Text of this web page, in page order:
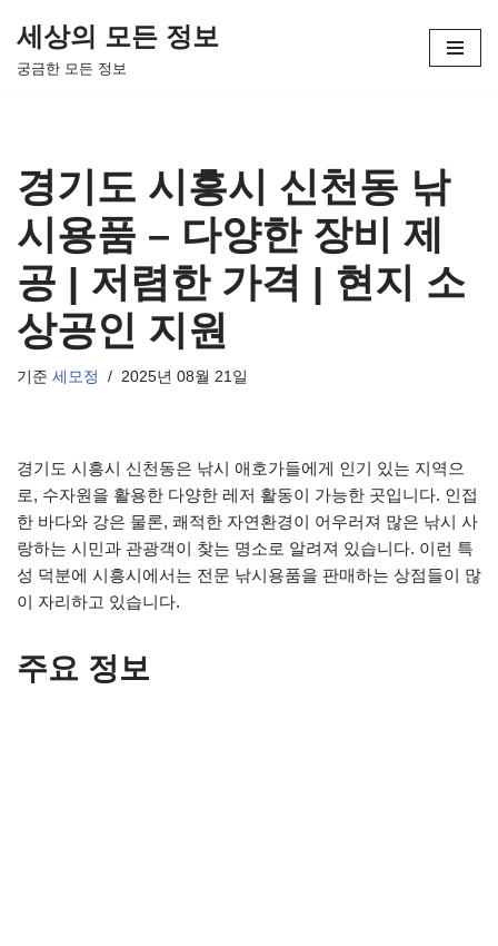
콘
건
너
뛰
기
세상의 모든 정보
궁금한 모든 정보
경기도 시흥시 신천동 낚
시용품 – 다양한 장비 제
공 | 저렴한 가격 | 현지 소
상공인 지원
기준 세모정 2025년 08월 21일
경기도 시흥시 신천동은 낚시 애호가들에게 인기 있는 지역으
로, 수자원을 활용한 다양한 레저 활동이 가능한 곳입니다. 인접
한 바다와 강은 물론, 쾌적한 자연환경이 어우러져 많은 낚시 사
랑하는 시민과 관광객이 찾는 명소로 알려져 있습니다. 이런 특
성 덕분에 시흥시에서는 전문 낚시용품을 판매하는 상점들이 많
이 자리하고 있습니다.
주요 정보